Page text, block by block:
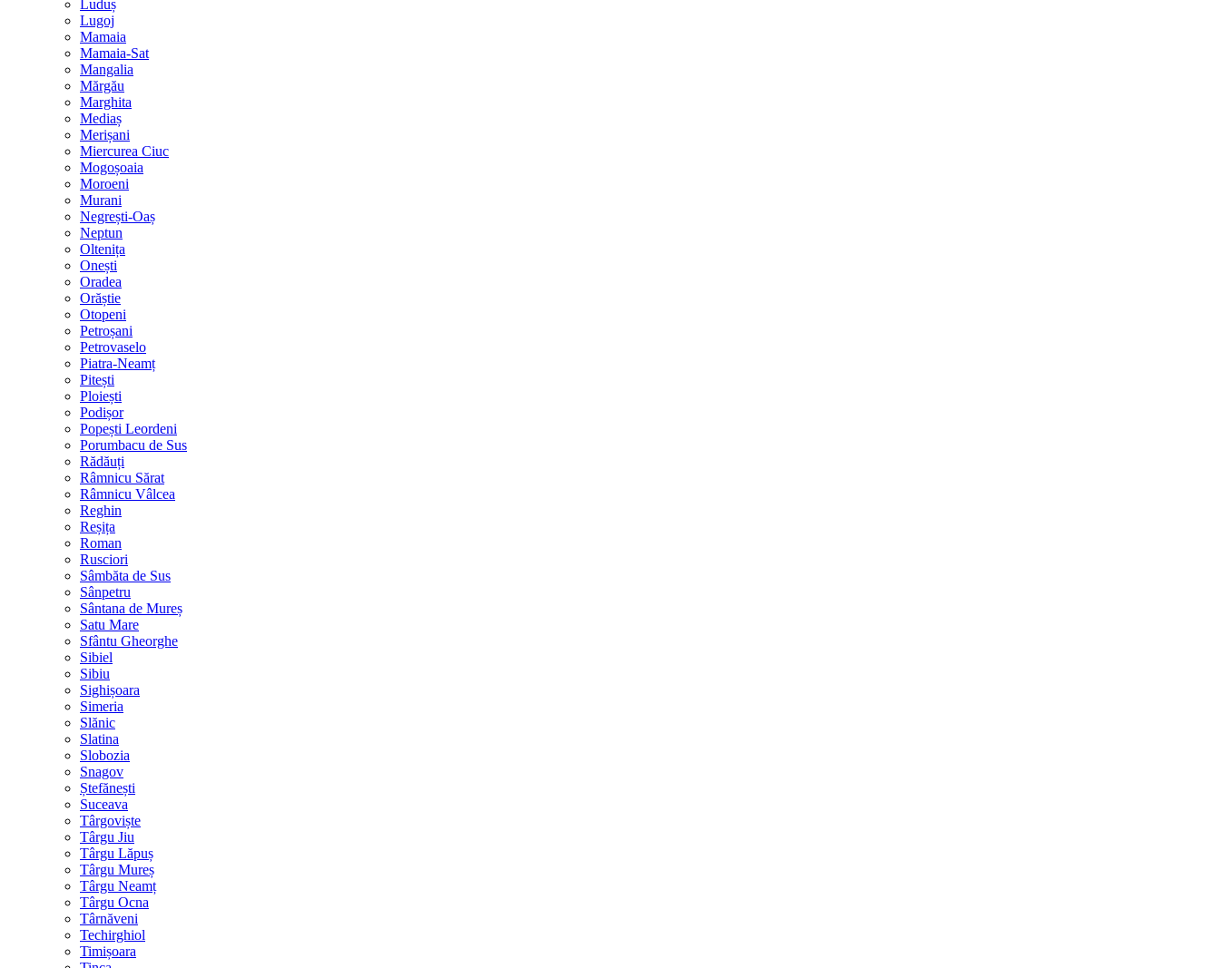
Luduș
Lugoj
Mamaia
Mamaia-Sat
Mangalia
Mărgău
Marghita
Mediaș
Merișani
Miercurea Ciuc
Mogoșoaia
Moroeni
Murani
Negrești-Oaș
Neptun
Oltenița
Onești
Oradea
Orăștie
Otopeni
Petroșani
Petrovaselo
Piatra-Neamț
Pitești
Ploiești
Podișor
Popești Leordeni
Porumbacu de Sus
Rădăuți
Râmnicu Sărat
Râmnicu Vâlcea
Reghin
Reșița
Roman
Rusciori
Sâmbăta de Sus
Sânpetru
Sântana de Mureș
Satu Mare
Sfântu Gheorghe
Sibiel
Sibiu
Sighișoara
Simeria
Slănic
Slatina
Slobozia
Snagov
Ștefănești
Suceava
Târgoviște
Târgu Jiu
Târgu Lăpuș
Târgu Mureș
Târgu Neamț
Târgu Ocna
Târnăveni
Techirghiol
Timișoara